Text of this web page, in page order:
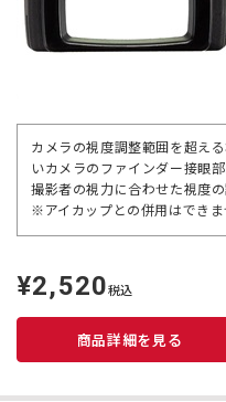
カメラの視度調整範囲を超え
いカメラのファインダー接眼部
撮影者の視力に合わせた視度の
※アイカップとの併用はできま
定
価
¥2,520税込
商品詳細を見る